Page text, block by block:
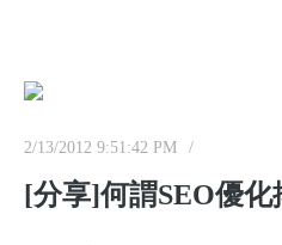
2/13/2012 9:51:42 PM
[分享]何謂SEO優化